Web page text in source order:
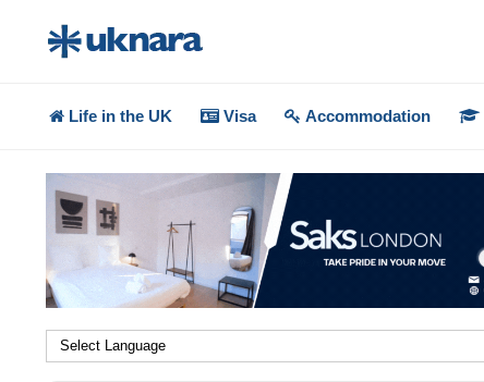
Life in the UK Visa Accommodation